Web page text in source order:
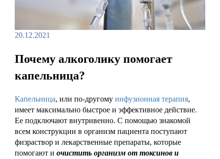
20.12.2021
Почему алкоголику помогает
капельница?
Капельница, или по-другому инфузионная терапия,
имеет максимально быстрое и эффективное действие.
Ее подключают внутривенно. С помощью знакомой
всем конструкции в организм пациента поступают
физраствор и лекарственные препараты, которые
помогают и очистить организм от токсинов и